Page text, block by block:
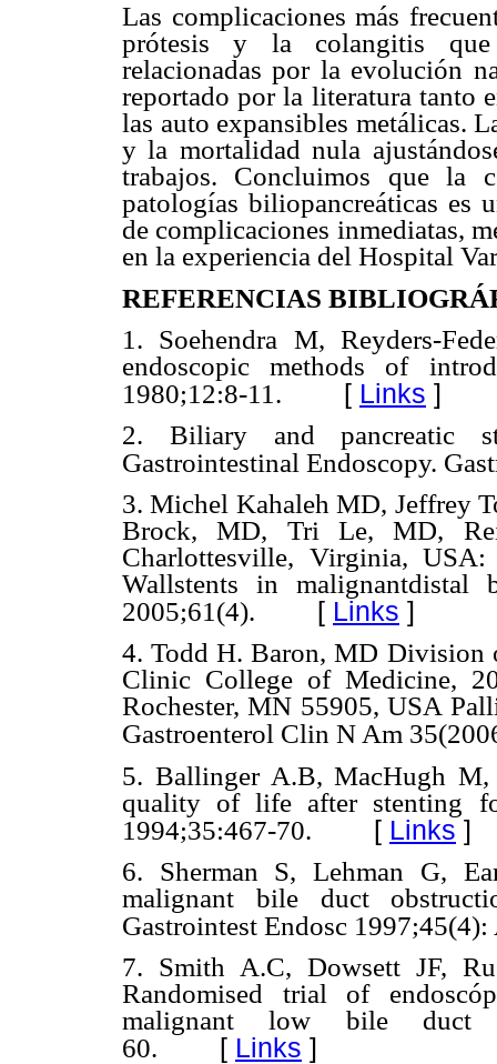
Las complicaciones más
prótesis y la colangitis que
relacionadas por la evolución
reportado por la literatura tanto
las auto expansibles metálicas.
y la mortalidad nula
trabajos. Concluimos que la
patologías biliopancreáticas es
de complicaciones inmediatas,
en la experiencia del Hospital
REFERENCIAS
1. Soehendra M, Reyders-
endoscopic methods of
1980;12:8-11. [ Links ]
2. Biliary and pancreatic
Gastrointestinal Endoscopy.
3. Michel Kahaleh MD, Jeffrey
Brock, MD, Tri Le, MD,
Charlottesville, Virginia,
Wallstents in malignantdistal
2005;61(4). [ Links ]
4. Todd H. Baron, MD Division
Clinic College of Medicine,
Rochester, MN 55905, USA
Gastroenterol Clin N Am
5. Ballinger A.B, MacHugh
quality of life after stenting
1994;35:467-70. [ Links ]
6. Sherman S, Lehman G,
malignant bile duct
Gastrointest Endosc
7. Smith A.C, Dowsett JF,
Randomised trial of
malignant low bile duct
60. [ Links ]